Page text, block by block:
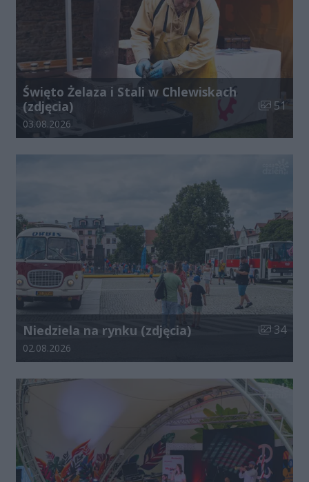
Święto Żelaza i Stali w Chlewiskach
(zdjęcia)
Liczba
51
Data dodania galerii:
03.08.2026
Niedziela na rynku (zdjęcia) Liczba
34
Data dodania galerii:
02.08.2026